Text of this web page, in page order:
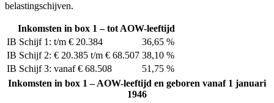
belastingschijven.
Inkomsten in box 1 – tot AOW-leeftijd
IB Schijf 1: t/m € 20.384
36,65 %
IB Schijf 2: € 20.385 t/m € 68.507 38,10 %
IB Schijf 3: vanaf € 68.508
51,75 %
Inkomsten in box 1 – AOW-leeftijd en geboren vanaf 1 januari
1946